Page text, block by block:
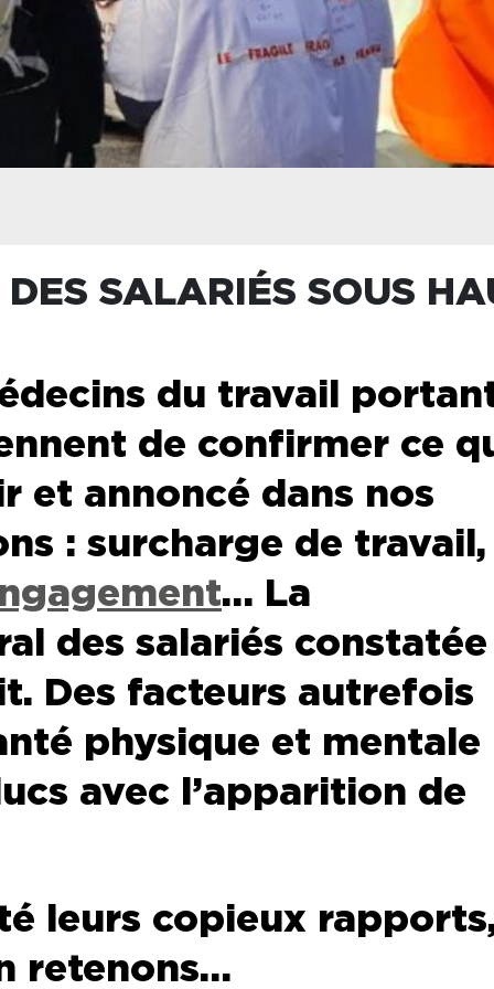
SALARIÉS SOUS
du travail
de confirmer ce
et annoncé dans nos
: surcharge de travail,
… La
des salariés constatée
Des facteurs autrefois
physique et mentale
avec l’apparition de
leurs copieux
retenons…